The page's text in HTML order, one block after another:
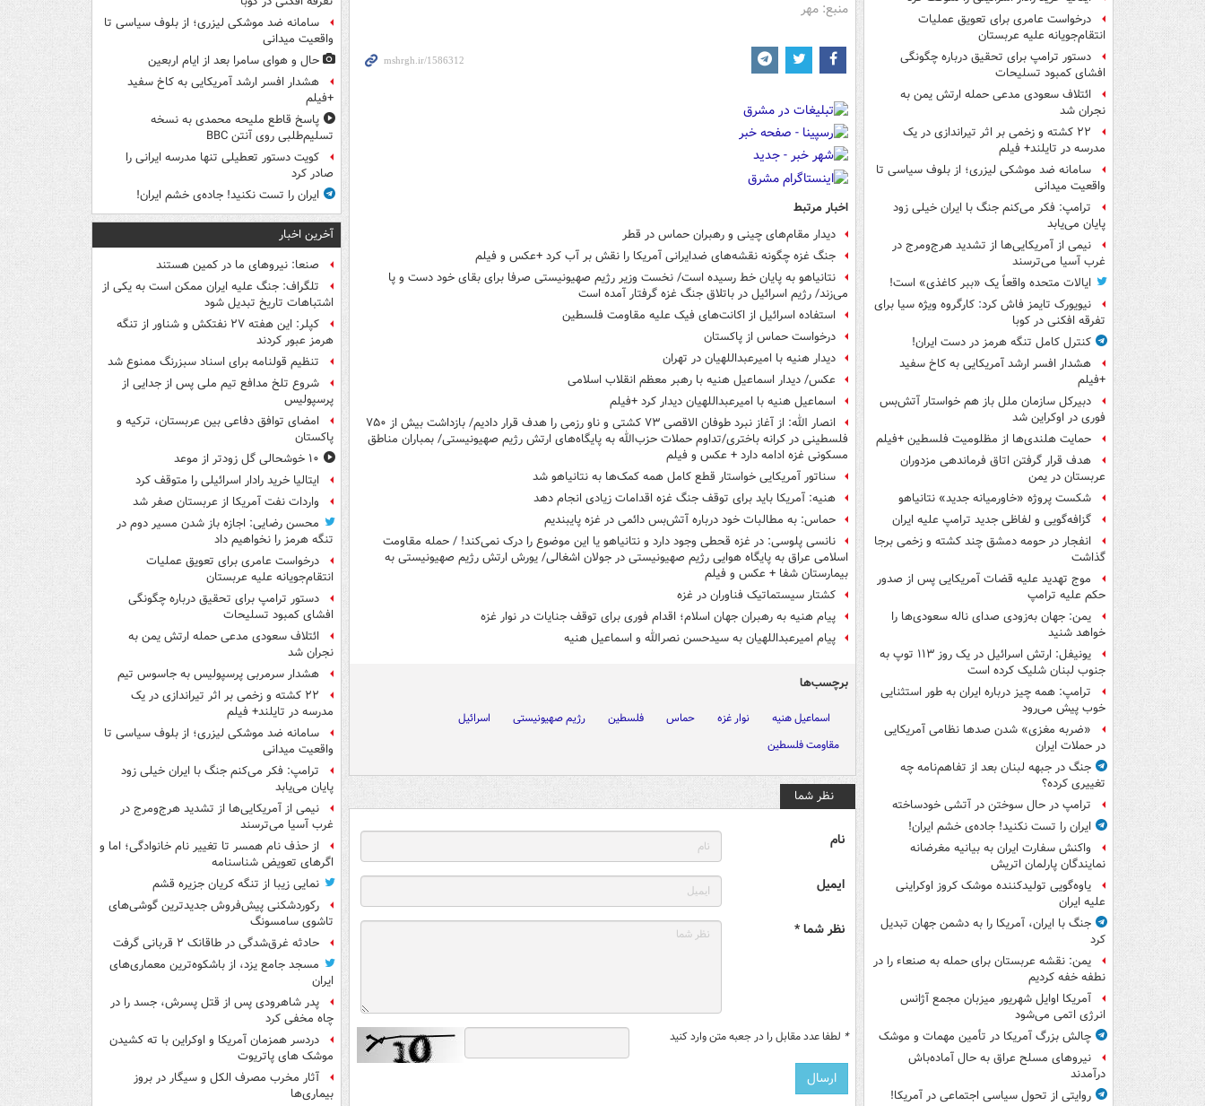
درخواست عامری برای تعویق عملیات
انتقام‌جویانه علیه عربستان
دستور ترامپ برای تحقیق درباره چگونگی
افشای کمبود تسلیحات
ائتلاف سعودی مدعی حمله ارتش یمن به
نجران شد
۲۲ کشته و زخمی بر اثر تیراندازی در یک
مدرسه در تایلند+ فیلم
سامانه ضد موشکی لیزری؛ از بلوف سیاسی تا
واقعیت میدانی
ترامپ: فکر می‌کنم جنگ با ایران خیلی زود
پایان می‌یابد
نیمی از آمریکایی‌ها از تشدید هرج‌ومرج در
غرب آسیا می‌ترسند
ایالات متحده واقعاً یک «ببر کاغذی» است!
نیویورک تایمز فاش کرد: کارگروه ویژه سیا برای
تفرقه افکنی در کوبا
کنترل کامل تنگه هرمز در دست ایران!
هشدار افسر ارشد آمریکایی به کاخ سفید
+فیلم
دبیرکل سازمان ملل باز هم خواستار آتش‌بس
فوری در اوکراین شد
حمایت هلندی‌ها از مظلومیت فلسطین +فیلم
هدف قرار گرفتن اتاق‌ فرماندهی مزدوران
عربستان در یمن
شکست پروژه «خاورمیانه جدید» نتانیاهو
گزافه‌گویی و لفاظی جدید ترامپ علیه ایران
انفجار در حومه دمشق چند کشته و زخمی برجا
گذاشت
موج تهدید علیه قضات آمریکایی پس از صدور
حکم علیه ترامپ
یمن: جهان به‌زودی صدای ناله سعودی‌ها را
خواهد شنید
یونیفل: ارتش اسرائیل در یک روز ۱۱۳ توپ به
جنوب لبنان شلیک کرده است
ترامپ: همه چیز درباره ایران به طور استثنایی
خوب پیش می‌رود
«ضربه مغزی» شدن صدها نظامی آمریکایی
در حملات ایران
جنگ در جبهه لبنان بعد از تفاهم‌نامه چه
تغییری کرده؟
ترامپ در حال سوختن در آتشی خودساخته
ایران را تست نکنید! جاده‌ی خشم ایران!
واکنش سفارت ایران به بیانیه مغرضانه
نمایندگان پارلمان اتریش
یاوه‌گویی تولیدکننده موشک کروز اوکراینی
علیه ایران
جنگ با ایران، آمریکا را به دشمن جهان تبدیل
کرد
یمن: نقشه عربستان برای حمله به صنعاء را در
نطفه خفه کردیم
آمریکا اوایل شهریور میزبان مجمع آژانس
انرژی اتمی می‌شود
چالش بزرگ آمریکا در تأمین مهمات و موشک
نیروهای مسلح عراق به حال آماده‌باش
درآمدند
روایتی از تحول سیاسی اجتماعی در آمریکا!
منبع: مهر
اخبار مرتبط
دیدار مقام‌های چینی‌ و رهبران حماس در قطر
جنگ غزه چگونه نقشه‌های ضدایرانی آمریکا را نقش بر آب کرد +عکس و فیلم
نتانیاهو به پایان خط رسیده است/ نخست وزیر رژیم صهیونیستی صرفا برای بقای خود دست و پا
می‌زند/ رژیم اسرائیل در باتلاق جنگ غزه گرفتار آمده است
استفاده اسرائیل از اکانت‌های فیک علیه مقاومت فلسطین
درخواست حماس از پاکستان
دیدار هنیه با امیرعبداللهیان در تهران
عکس/ دیدار اسماعیل هنیه با رهبر معظم انقلاب اسلامی
اسماعیل هنیه با امیرعبداللهیان دیدار کرد +فیلم
انصار الله: از آغاز نبرد طوفان الاقصی ۷۳ کشتی و ناو رزمی را هدف قرار دادیم/ بازداشت بیش از ۷۵۰
فلسطینی در کرانه باختری/تداوم حملات حزب‌الله به پایگاه‌های ارتش رژیم صهیونیستی/ بمباران مناطق
مسکونی غزه ادامه دارد + عکس و فیلم
سناتور آمریکایی خواستار قطع کامل همه کمک‌ها به نتانیاهو شد
هنیه: آمریکا باید برای توقف جنگ غزه اقدامات زیادی انجام دهد
حماس: به مطالبات خود درباره آتش‌بس دائمی در غزه پایبندیم
نانسی پلوسی: در غزه قحطی وجود دارد و نتانیاهو یا این موضوع را درک نمی‌کند! / حمله مقاومت
اسلامی عراق به پایگاه هوایی رژیم صهیونیستی در جولان اشغالی/ یورش ارتش رژیم صهیونیستی به
بیمارستان شفا + عکس و فیلم
کشتار سیستماتیک فناوران در غزه
پیام هنیه به رهبران جهان اسلام؛ اقدام فوری برای توقف جنایات در نوار غزه
پیام امیرعبداللهیان به سیدحسن نصرالله و اسماعیل هنیه
برچسب‌ها
اسماعیل هنیه نوار غزه حماس فلسطین رژیم صهیونیستی
اسرائیل
مقاومت فلسطین
نظر شما
نام
ایمیل
نظر شما *
* لطفا عدد مقابل را در جعبه متن وارد کنید
سامانه ضد موشکی لیزری؛ از بلوف سیاسی تا
واقعیت میدانی
حال و هوای سامرا بعد از ایام اربعین
هشدار افسر ارشد آمریکایی به کاخ سفید
+فیلم
پاسخ قاطع ملیحه محمدی به نسخه
تسلیم‌طلبی روی آنتن BBC
کویت دستور تعطیلی تنها مدرسه ایرانی را
صادر کرد
ایران را تست نکنید! جاده‌ی خشم ایران!
آخرین اخبار
صنعا: نیروهای ما در کمین‌ هستند
تلگراف: جنگ علیه ایران ممکن است به یکی از
اشتباهات تاریخ تبدیل شود
کپلر: این هفته ۲۷ نفتکش و شناور از تنگه
هرمز عبور کردند
تنظیم قولنامه برای اسناد سبزرنگ ممنوع شد
شروع تلخ مدافع تیم ملی پس از جدایی از
پرسپولیس
امضای توافق دفاعی بین عربستان، ترکیه و
پاکستان
۱۰ خوشحالی گل زودتر از موعد
ایتالیا خرید رادار اسرائیلی را متوقف کرد
واردات نفت آمریکا از عربستان صفر شد
محسن رضایی: اجازه باز شدن مسیر دوم در
تنگه هرمز را نخواهیم داد
درخواست عامری برای تعویق عملیات
انتقام‌جویانه علیه عربستان
دستور ترامپ برای تحقیق درباره چگونگی
افشای کمبود تسلیحات
ائتلاف سعودی مدعی حمله ارتش یمن به
نجران شد
هشدار سرمربی پرسپولیس به جاسوس تیم
۲۲ کشته و زخمی بر اثر تیراندازی در یک
مدرسه در تایلند+ فیلم
سامانه ضد موشکی لیزری؛ از بلوف سیاسی تا
واقعیت میدانی
ترامپ: فکر می‌کنم جنگ با ایران خیلی زود
پایان می‌یابد
نیمی از آمریکایی‌ها از تشدید هرج‌ومرج در
غرب آسیا می‌ترسند
از حذف نام همسر تا تغییر نام خانوادگی؛ اما و
اگرهای تعویض شناسنامه
نمایی زیبا از تنگه کریان جزیره قشم
رکوردشکنی پیش‌فروش جدیدترین گوشی‌های
تاشوی سامسونگ
حادثه غرق‌شدگی در طاقانک ۲ قربانی گرفت
مسجد جامع یزد، از باشکوه‌ترین معماری‌های
ایران
پدر شاهرودی پس از قتل پسرش، جسد را در
چاه مخفی کرد
دردسر همزمان آمریکا و اوکراین با ته کشیدن
موشک های پاتریوت
آثار مخرب مصرف الکل و سیگار در بروز
بیماری‌ها